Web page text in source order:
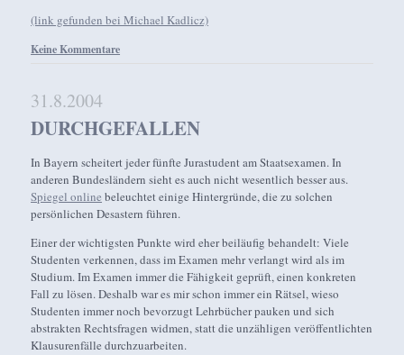
(link gefunden bei Michael Kadlicz)
Keine Kommentare
31.8.2004
DURCHGEFALLEN
In Bayern scheitert jeder fünfte Jurastudent am Staatsexamen. In
anderen Bundesländern sieht es auch nicht wesentlich besser aus.
Spiegel online beleuchtet einige Hintergründe, die zu solchen
persönlichen Desastern führen.
Einer der wichtigsten Punkte wird eher beiläufig behandelt: Viele
Studenten verkennen, dass im Examen mehr verlangt wird als im
Studium. Im Examen immer die Fähigkeit geprüft, einen konkreten
Fall zu lösen. Deshalb war es mir schon immer ein Rätsel, wieso
Studenten immer noch bevorzugt Lehrbücher pauken und sich
abstrakten Rechtsfragen widmen, statt die unzähligen veröffentlichten
Klausurenfälle durchzuarbeiten.